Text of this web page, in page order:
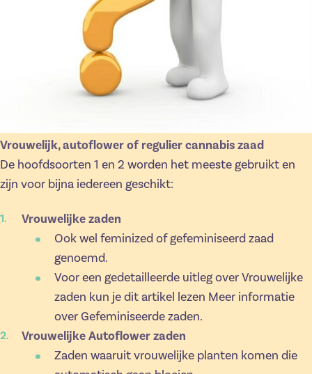
Vrouwelijk, autoflower of regulier cannabis zaad
De hoofdsoorten 1 en 2 worden het meeste gebruikt en
zijn voor bijna iedereen geschikt:
Vrouwelijke zaden
Ook wel feminized of gefeminiseerd zaad
genoemd.
Voor een gedetailleerde uitleg over Vrouwelijke
zaden kun je dit artikel lezen Meer informatie
over Gefeminiseerde zaden.
Vrouwelijke Autoflower zaden
Zaden waaruit vrouwelijke planten komen die